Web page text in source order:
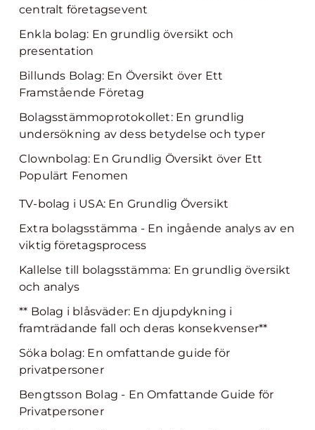
centralt företagsevent
Enkla bolag: En grundlig översikt och
presentation
Billunds Bolag: En Översikt över Ett
Framstående Företag
Bolagsstämmoprotokollet: En grundlig
undersökning av dess betydelse och typer
Clownbolag: En Grundlig Översikt över Ett
Populärt Fenomen
TV-bolag i USA: En Grundlig Översikt
Extra bolagsstämma - En ingående analys av en
viktig företagsprocess
Kallelse till bolagsstämma: En grundlig översikt
och analys
** Bolag i blåsväder: En djupdykning i
framträdande fall och deras konsekvenser**
Söka bolag: En omfattande guide för
privatpersoner
Bengtsson Bolag - En Omfattande Guide för
Privatpersoner